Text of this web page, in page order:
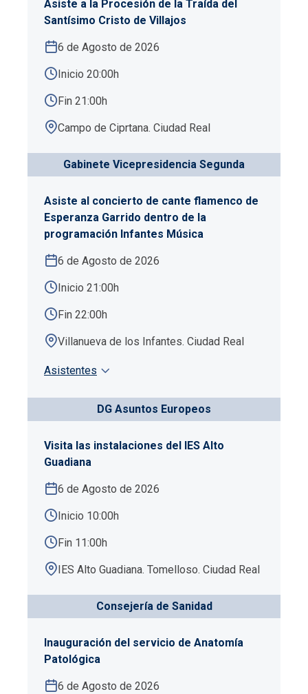
Asiste a la Procesión de la Traída del
Santísimo Cristo de Villajos
6 de Agosto de 2026
Inicio 20:00h
Fin 21:00h
Campo de Ciprtana. Ciudad Real
Gabinete Vicepresidencia Segunda
Asiste al concierto de cante flamenco de
Esperanza Garrido dentro de la
programación Infantes Música
6 de Agosto de 2026
Inicio 21:00h
Fin 22:00h
Villanueva de los Infantes. Ciudad Real
Asistentes
DG Asuntos Europeos
Visita las instalaciones del IES Alto
Guadiana
6 de Agosto de 2026
Inicio 10:00h
Fin 11:00h
IES Alto Guadiana. Tomelloso. Ciudad Real
Consejería de Sanidad
Inauguración del servicio de Anatomía
Patológica
6 de Agosto de 2026